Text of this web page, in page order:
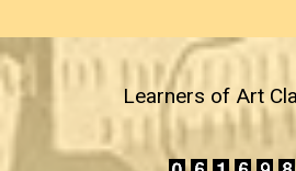
Learners of Art